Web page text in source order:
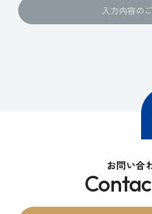
入力内容の
お問い合